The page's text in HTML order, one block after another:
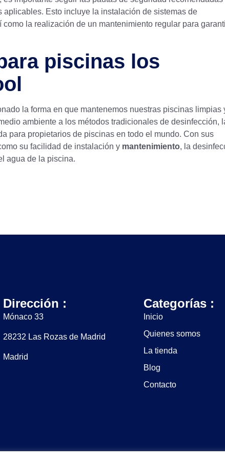
Esto incluye la instalación de sistemas de
la realización de un mantenimiento regular para
piscinas los
la forma en que mantenemos nuestras piscinas limpias
ambiente a los métodos tradicionales de desinfección,
para propietarios de piscinas en todo el mundo. Con sus
su facilidad de instalación y mantenimiento, la
agua de la piscina.
Dirección :
Mónaco 33
28232 Las Rozas de Madrid
Madrid
Categorías :
Inicio
Quienes somos
La tienda
Blog
Contacto